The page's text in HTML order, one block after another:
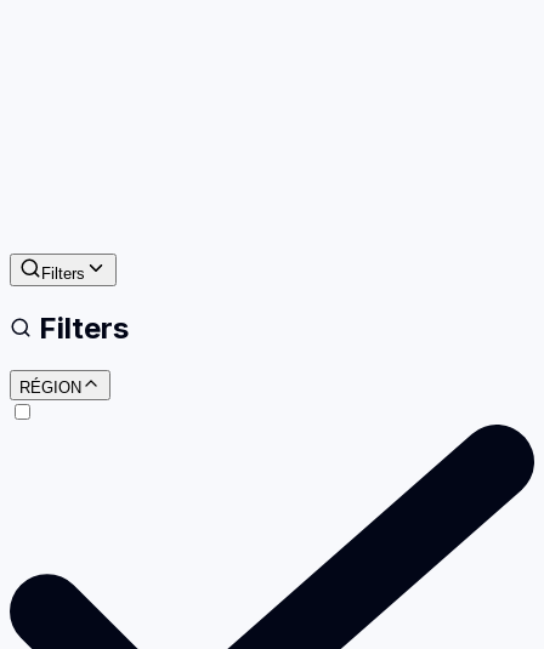
Filters
Filters
RÉGION